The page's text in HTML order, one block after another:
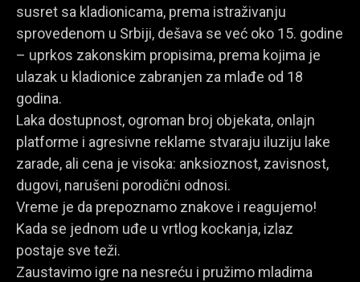
susret sa kladionicama, prema istraživanju
sprovedenom u Srbiji, dešava se već oko 15. godine
– uprkos zakonskim propisima, prema kojima je
ulazak u kladionice zabranjen za mlađe od 18
godina.
Laka dostupnost, ogroman broj objekata, onlajn
platforme i agresivne reklame stvaraju iluziju lake
zarade, ali cena je visoka: anksioznost, zavisnost,
dugovi, narušeni porodični odnosi.
Vreme je da prepoznamo znakove i reagujemo!
Kada se jednom uđe u vrtlog kockanja, izlaz
postaje sve teži.
Zaustavimo igre na nesreću i pružimo mladima